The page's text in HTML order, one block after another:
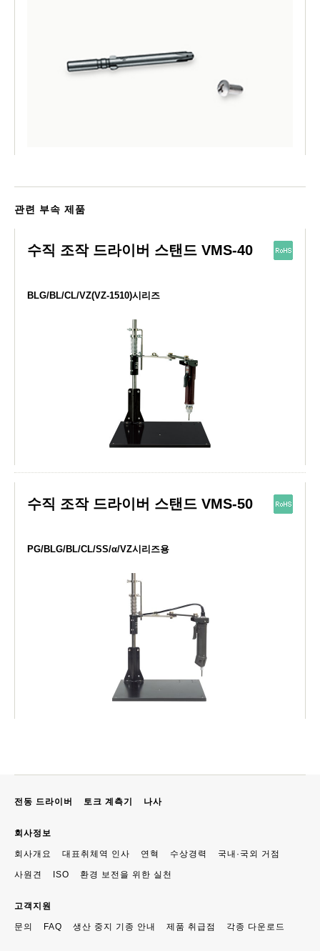
관련 부속 제품
수직 조작 드라이버 스탠드 VMS-40
BLG/BL/CL/VZ(VZ-1510)시리즈
수직 조작 드라이버 스탠드 VMS-50
PG/BLG/BL/CL/SS/α/VZ시리즈용
전동 드라이버 토크 계측기 나사
회사정보
회사개요 대표취체역 인사 연혁 수상경력 국내·국외 거점
사원견 ISO 환경 보전을 위한 실천
고객지원
문의 FAQ 생산 중지 기종 안내 제품 취급점 각종 다운로드